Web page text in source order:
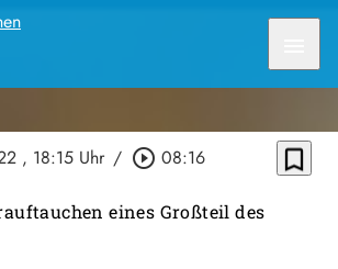
, 18:15 Uhr / play_circle_outline 08:16 bookmark_border
eines Großteil des